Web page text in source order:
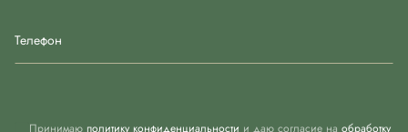
Телефон
Принимаю политику конфиденциальности и даю согласие на обработку